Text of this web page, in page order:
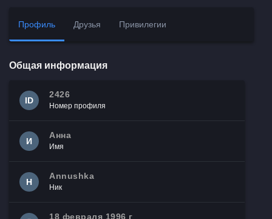
Профиль Друзья Привилегии
Общая информация
ID
2426
Номер профиля
И
Анна
Имя
Н
Annushka
Ник
18 февраля 1996 г